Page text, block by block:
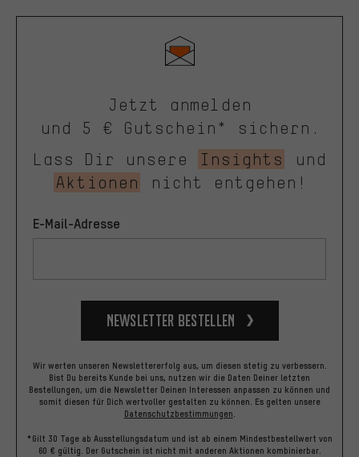
Jetzt anmelden
und 5 € Gutschein* sichern.
Lass Dir unsere
Insights
und
Aktionen
nicht entgehen!
E-Mail-Adresse
Newsletter bestellen
Wir werten unseren Newslettererfolg aus, um diesen stetig zu verbessern.
Bist Du bereits Kunde bei uns, nutzen wir die Daten Deiner letzten
Bestellungen, um die Newsletter Deinen Interessen anpassen zu können und
somit diesen für Dich wertvoller gestalten zu können. Es gelten unsere
Datenschutzbestimmungen.
*Gilt 30 Tage ab Ausstellungsdatum und ist ab einem Mindestbestellwert von
60 € gültig. Der Gutschein ist nicht mit anderen Aktionen kombinierbar.